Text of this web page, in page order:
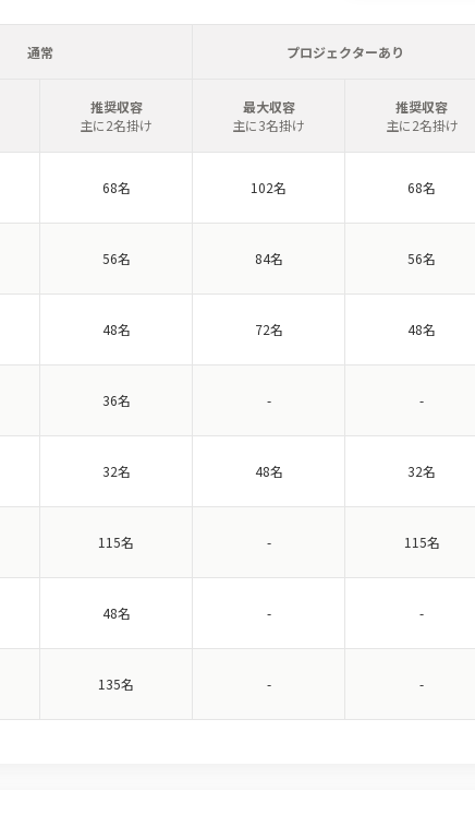
通常 プロジェクターあり
推奨収容
主に2名掛け
最大収容
主に3名掛け
推奨収容
主に2名掛け
68名 102名 68名
56名 84名 56名
48名 72名 48名
36名 - -
32名 48名 32名
115名 - 115名
48名 - -
135名 - -